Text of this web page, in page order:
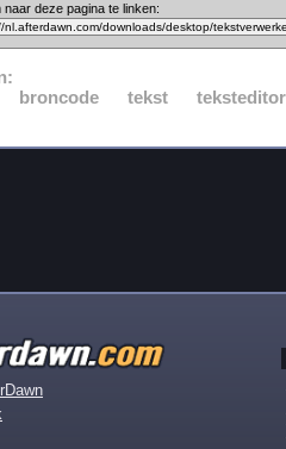
naar deze pagina te linken:
broncode tekst teksteditor